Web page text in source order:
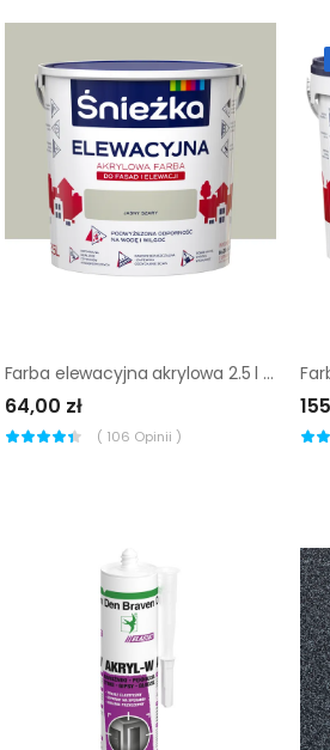
Farba elewacyjna akrylowa 2.5 l Jasny szary Śnieżka
64,00 zł
( 106 Opinii )